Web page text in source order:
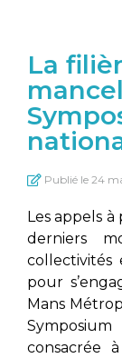
La
Publié le 24
Les appels
derniers
collectivités
pour
Mans
consacrée